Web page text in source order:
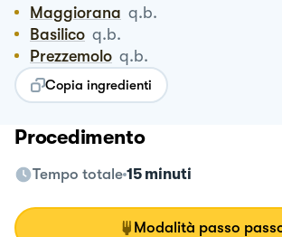
Maggiorana q.b.
Basilico q.b.
Prezzemolo q.b.
Copia ingredienti
Procedimento
Tempo totale 15 minuti
Modalità passo